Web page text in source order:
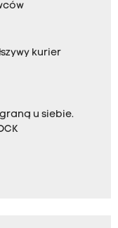
kurier
u siebie.